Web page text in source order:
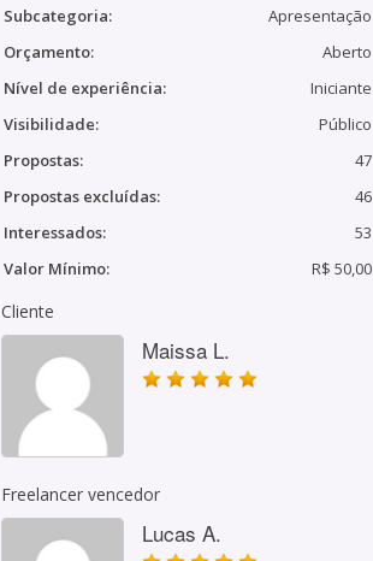
Subcategoria:
Apresentação
Orçamento:
Aberto
Nível de experiência:
Iniciante
Visibilidade:
Público
Propostas:
47
Propostas excluídas:
46
Interessados:
53
Valor Mínimo:
R$ 50,00
Cliente
Maissa L.
Freelancer vencedor
Lucas A.